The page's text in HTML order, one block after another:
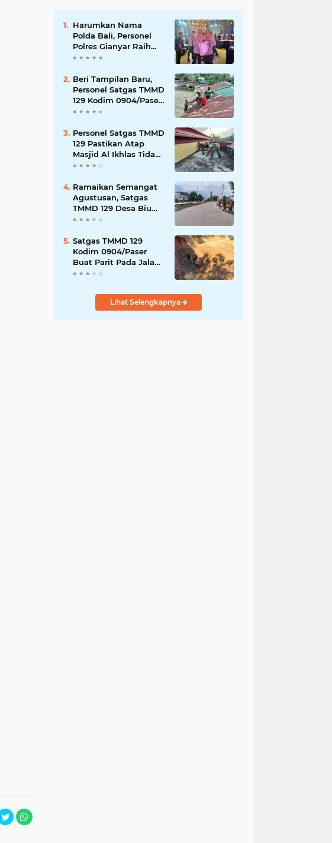
Harumkan Nama
Polda Bali, Personel
Polres Gianyar Raih
Penghargaan
Beri Tampilan Baru,
Personel Satgas TMMD
129 Kodim 0904/Paser
Cat Atap Rumah
Personel Satgas TMMD
129 Pastikan Atap
Masjid Al Ikhlas Tidak
Bocor Lagi
Ramaikan Semangat
Agustusan, Satgas
TMMD 129 Desa Biu
Hiasi Jalanan Desa
Satgas TMMD 129
Kodim 0904/Paser
Buat Parit Pada Jalan
Baru
Lihat Selengkapnya